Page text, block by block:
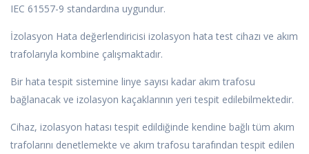
IEC 61557-9 standardına uygundur.
İzolasyon Hata değerlendiricisi izolasyon hata test cihazı ve akım
trafolarıyla kombine çalışmaktadır.
Bir hata tespit sistemine linye sayısı kadar akım trafosu
bağlanacak ve izolasyon kaçaklarının yeri tespit edilebilmektedir.
Cihaz, izolasyon hatası tespit edildiğinde kendine bağlı tüm akım
trafolarını denetlemekte ve akım trafosu tarafından tespit edilen